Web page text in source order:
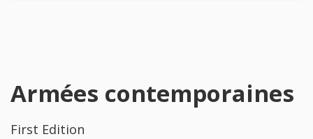
Armées contemporaines
First Edition